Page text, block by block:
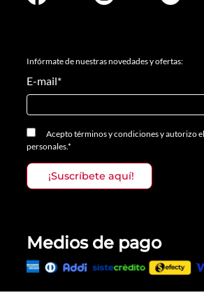
Infórmate de nuestras novedades y ofertas:
E-mail*
Aceptotérminos y condicionesyautorizo
personales.*
Medios de pago